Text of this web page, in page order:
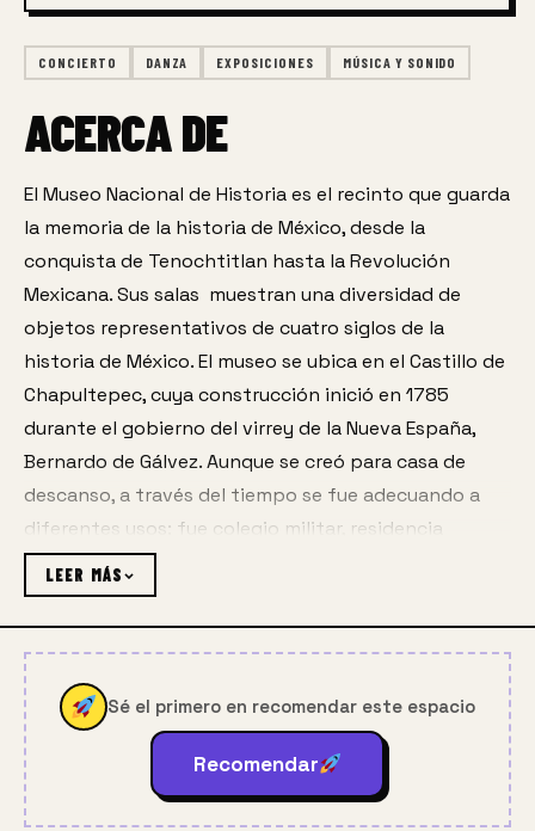
CONCIERTO DANZA EXPOSICIONES MÚSICA Y SONIDO
ACERCA DE
El Museo Nacional de Historia es el recinto que guarda
la memoria de la historia de México, desde la
conquista de Tenochtitlan hasta la Revolución
Mexicana. Sus salas  muestran una diversidad de
objetos representativos de cuatro siglos de la
historia de México. El museo se ubica en el Castillo de
Chapultepec, cuya construcción inició en 1785
durante el gobierno del virrey de la Nueva España,
Bernardo de Gálvez. Aunque se creó para casa de
descanso, a través del tiempo se fue adecuando a
diferentes usos: fue colegio militar, residencia
imperial con Maximiliano y Carlota (1864-1867),
residencia presidencial y, desde 1939, sede del Museo
Nacional de Historia.
El museo cuenta con 12 salas de exposición
permanente que presentan la trayectoria histórica
del país, desde la Conquista hasta la Revolución
Mexicana; y 22 salas en el área conocida como
Alcázar, en las que se recrean las habitaciones de
LEER MÁS
Sé el primero en recomendar este espacio
Recomendar